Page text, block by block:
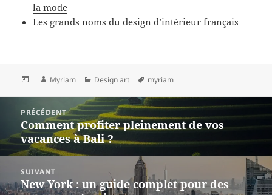
la mode
Les grands noms du design d’intérieur français
PubliéAuteur
Myriam Catégories
Design art
Mots-
myriam
l’article
PRÉCÉDENT
Article
précédent :
Comment profiter pleinement de vos
vacances à Bali ?
SUIVANT
Article
New York : un guide complet pour des